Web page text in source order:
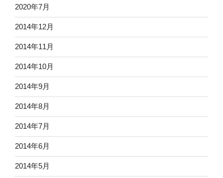
2020年7月
2014年12月
2014年11月
2014年10月
2014年9月
2014年8月
2014年7月
2014年6月
2014年5月